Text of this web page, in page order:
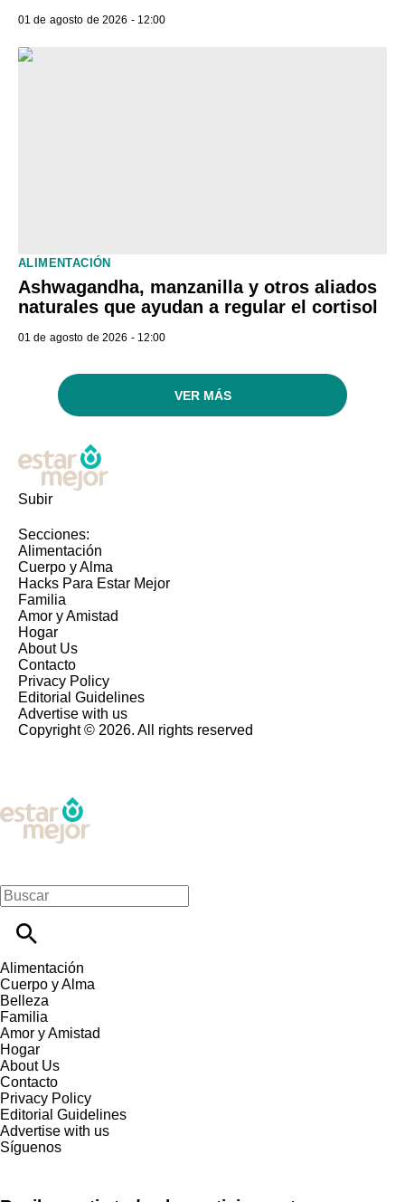
01 de agosto de 2026 - 12:00
ALIMENTACIÓN
Ashwagandha, manzanilla y otros aliados
naturales que ayudan a regular el cortisol
01 de agosto de 2026 - 12:00
VER MÁS
Subir
Secciones:
Alimentación
Cuerpo y Alma
Hacks Para Estar Mejor
Familia
Amor y Amistad
Hogar
About Us
Contacto
Privacy Policy
Editorial Guidelines
Advertise with us
Copyright © 2026. All rights reserved
Alimentación
Cuerpo y Alma
Belleza
Familia
Amor y Amistad
Hogar
About Us
Contacto
Privacy Policy
Editorial Guidelines
Advertise with us
Síguenos